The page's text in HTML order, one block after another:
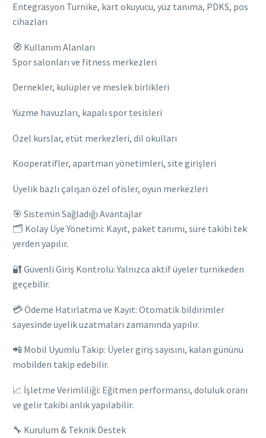
Entegrasyon Turnike, kart okuyucu, yüz tanıma, PDKS, pos
cihazları
🧭 Kullanım Alanları
Spor salonları ve fitness merkezleri
Dernekler, kulüpler ve meslek birlikleri
Yüzme havuzları, kapalı spor tesisleri
Özel kurslar, etüt merkezleri, dil okulları
Kooperatifler, apartman yönetimleri, site girişleri
Üyelik bazlı çalışan özel ofisler, oyun merkezleri
🎯 Sistemin Sağladığı Avantajlar
🗂️ Kolay Üye Yönetimi: Kayıt, paket tanımı, süre takibi tek
yerden yapılır.
🔐 Güvenli Giriş Kontrolü: Yalnızca aktif üyeler turnikeden
geçebilir.
💳 Ödeme Hatırlatma ve Kayıt: Otomatik bildirimler
sayesinde üyelik uzatmaları zamanında yapılır.
📲 Mobil Uyumlu Takip: Üyeler giriş sayısını, kalan gününü
mobilden takip edebilir.
📈 İşletme Verimliliği: Eğitmen performansı, doluluk oranı
ve gelir takibi anlık yapılabilir.
🔧 Kurulum & Teknik Destek